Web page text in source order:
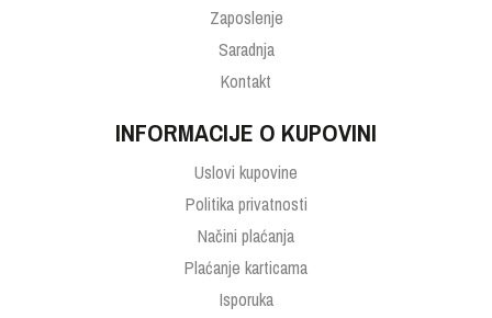
Zaposlenje
Saradnja
Kontakt
INFORMACIJE O KUPOVINI
Uslovi kupovine
Politika privatnosti
Načini plaćanja
Plaćanje karticama
Isporuka